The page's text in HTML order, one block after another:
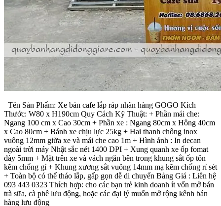
Tên Sản Phẩm: Xe bán cafe lắp ráp nhãn hàng GOGO Kích
Thước: W80 x H190cm Quy Cách Kỹ Thuật: + Phần mái che:
Ngang 100 cm x Cao 30cm + Phần xe : Ngang 80cm x Hông 40cm
x Cao 80cm + Bánh xe chịu lực 25kg + Hai thanh chống inox
vuông 12mm giữa xe và mái che cao 1m + Hình ảnh : In decan
ngoài trời máy Nhật sắc nét 1400 DPI + Xung quanh xe ốp fomat
dày 5mm + Mặt trên xe và vách ngăn bên trong khung sắt ốp tôn
kẽm chống gỉ + Khung xương sắt vuông 14mm mạ kẽm chống rỉ sét
+ Toàn bộ có thể tháo lắp, gấp gọn dễ di chuyển Bảng Giá : Liên hệ
093 443 0323 Thích hợp: cho các bạn trẻ kinh doanh ít vốn mở bán
trà sữa, cà phê lưu động, hoặc các đại lý muốn mở rộng kênh bán
hàng lưu động